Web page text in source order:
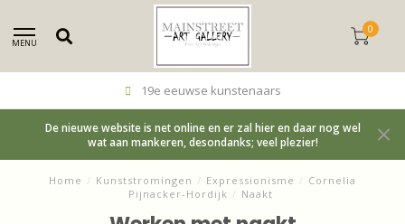
MENU
0
19e eeuwse kunstenaars
De nieuwe website is net online en er zal hier en daar nog wel
wat aan mankeren, desondanks; veel plezier!
Home / Kunststromingen / Expressionisme / Cornelia
Pijnacker-Hordijk / Naakt